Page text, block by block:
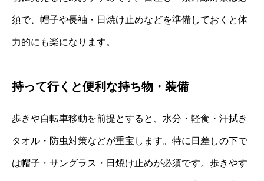
須で、帽子や長袖・日焼け止めなどを準備しておくと体
力的にも楽になります。
持って行くと便利な持ち物・装備
歩きや自転車移動を前提とすると、水分・軽食・汗拭き
タオル・防虫対策などが重宝します。特に日差しの下で
は帽子・サングラス・日焼け止めが必須です。歩きやす